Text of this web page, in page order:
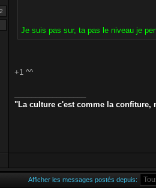
Je suis pas sur, ta pas le niveau je
+1 ^^
"La culture c'est comme la confiture,
Afficher les messages postés depuis: